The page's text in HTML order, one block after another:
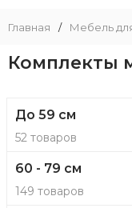
Главная / Мебель
Комплекты
До 59 см
52 товаров
60 - 79 см
149 товаров